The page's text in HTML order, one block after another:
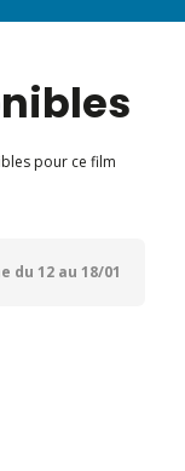
pour ce film
du 12 au 18/01